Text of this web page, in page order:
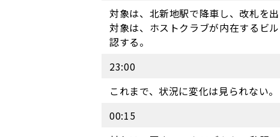
対象は、北新地駅で降車し、改札を
対象は、ホストクラブが内在するビ
認する。
23:00
これまで、状況に変化は見られない。
00:15